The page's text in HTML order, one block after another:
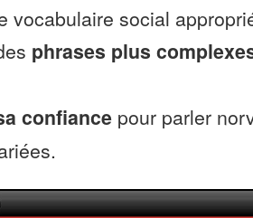
vocabulaire social
phrases plus
confiance pour parler